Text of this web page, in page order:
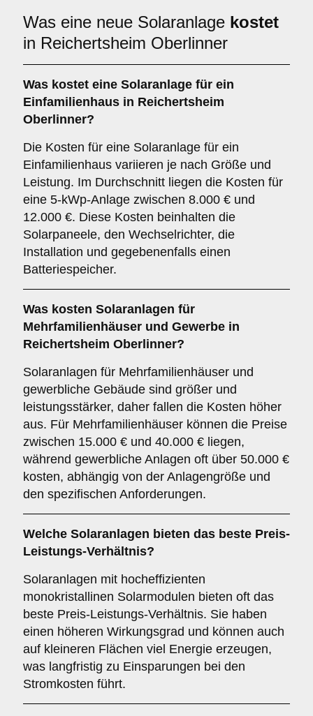
Was eine neue Solaranlage kostet
in Reichertsheim Oberlinner
Was kostet eine Solaranlage für ein
Einfamilienhaus in Reichertsheim
Oberlinner?
Die Kosten für eine Solaranlage für ein
Einfamilienhaus variieren je nach Größe und
Leistung. Im Durchschnitt liegen die Kosten für
eine 5-kWp-Anlage zwischen 8.000 € und
12.000 €. Diese Kosten beinhalten die
Solarpaneele, den Wechselrichter, die
Installation und gegebenenfalls einen
Batteriespeicher.
Was kosten Solaranlagen für
Mehrfamilienhäuser und Gewerbe in
Reichertsheim Oberlinner?
Solaranlagen für Mehrfamilienhäuser und
gewerbliche Gebäude sind größer und
leistungsstärker, daher fallen die Kosten höher
aus. Für Mehrfamilienhäuser können die Preise
zwischen 15.000 € und 40.000 € liegen,
während gewerbliche Anlagen oft über 50.000 €
kosten, abhängig von der Anlagengröße und
den spezifischen Anforderungen.
Welche Solaranlagen bieten das beste Preis-
Leistungs-Verhältnis?
Solaranlagen mit hocheffizienten
monokristallinen Solarmodulen bieten oft das
beste Preis-Leistungs-Verhältnis. Sie haben
einen höheren Wirkungsgrad und können auch
auf kleineren Flächen viel Energie erzeugen,
was langfristig zu Einsparungen bei den
Stromkosten führt.